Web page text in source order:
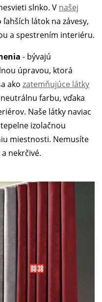
slnko. V našej
látok na závesy,
a spestrením interiéru.
- bývajú
úpravou, ktorá
ako zatemňujúce látky
farbu, vďaka
Naše látky naviac
izolačnou
miestnosti. Nemusíte
nekrčivé.